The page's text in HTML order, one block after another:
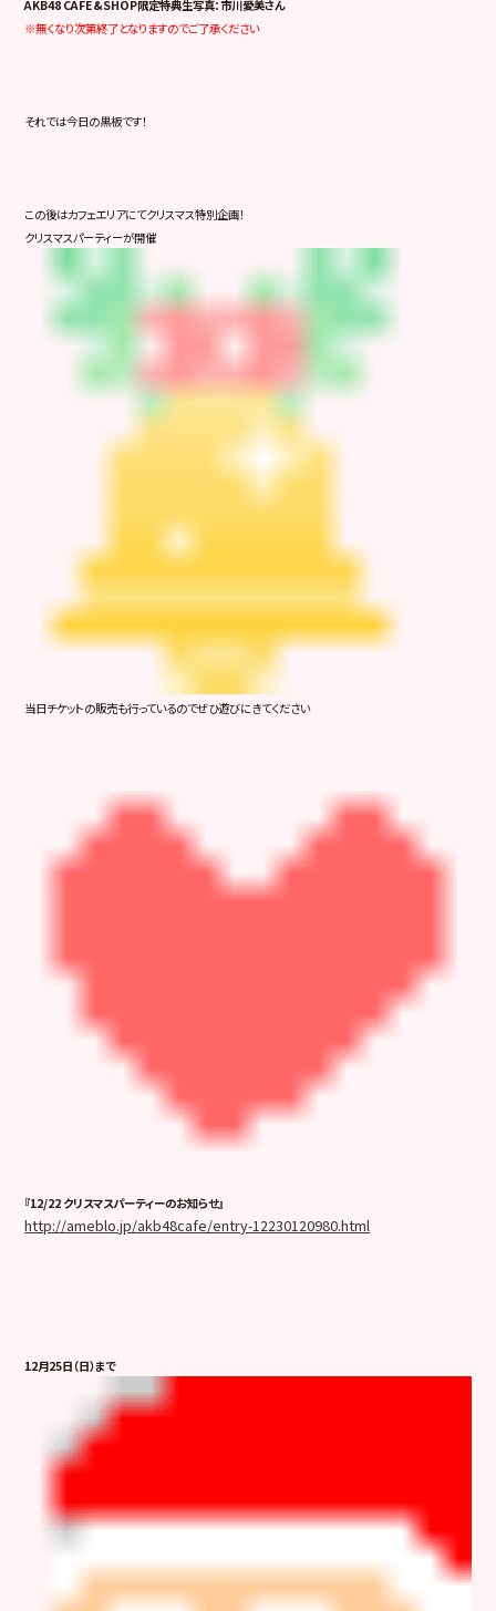
AKB48 CAFE&SHOP限定特典生写真：市川愛美さん
※無くなり次第終了となりますのでご了承ください
それでは今日の黒板です！
この後はカフェエリアにてクリスマス特別企画！
クリスマスパーティーが開催
当日チケットの販売も行っているのでぜひ遊びにきてください
『12/22 クリスマスパーティーのお知らせ』
http://ameblo.jp/akb48cafe/entry-12230120980.html
12月25日（日）まで